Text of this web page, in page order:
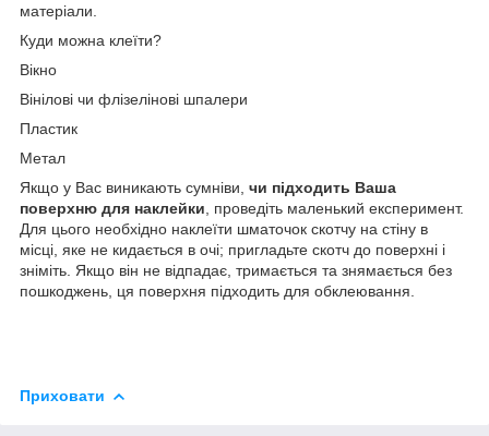
матеріали.
Куди можна клеїти?
Вікно
Вінілові чи флізелінові шпалери
Пластик
Метал
Якщо у Вас виникають сумніви, чи підходить Ваша
поверхню для наклейки , проведіть маленький експеримент.
Для цього необхідно наклеїти шматочок скотчу на стіну в
місці, яке не кидається в очі; пригладьте скотч до поверхні і
зніміть. Якщо він не відпадає, тримається та знямається без
пошкоджень, ця поверхня підходить для обклеювання.
Приховати